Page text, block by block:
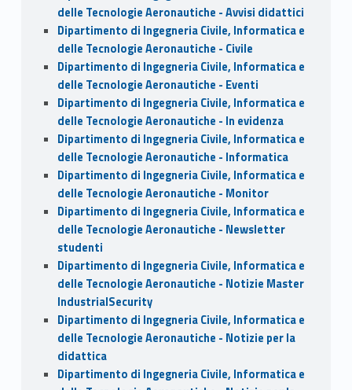
delle Tecnologie Aeronautiche - Avvisi didattici
Dipartimento di Ingegneria Civile, Informatica e
delle Tecnologie Aeronautiche - Civile
Dipartimento di Ingegneria Civile, Informatica e
delle Tecnologie Aeronautiche - Eventi
Dipartimento di Ingegneria Civile, Informatica e
delle Tecnologie Aeronautiche - In evidenza
Dipartimento di Ingegneria Civile, Informatica e
delle Tecnologie Aeronautiche - Informatica
Dipartimento di Ingegneria Civile, Informatica e
delle Tecnologie Aeronautiche - Monitor
Dipartimento di Ingegneria Civile, Informatica e
delle Tecnologie Aeronautiche - Newsletter
studenti
Dipartimento di Ingegneria Civile, Informatica e
delle Tecnologie Aeronautiche - Notizie Master
IndustrialSecurity
Dipartimento di Ingegneria Civile, Informatica e
delle Tecnologie Aeronautiche - Notizie per la
didattica
Dipartimento di Ingegneria Civile, Informatica e